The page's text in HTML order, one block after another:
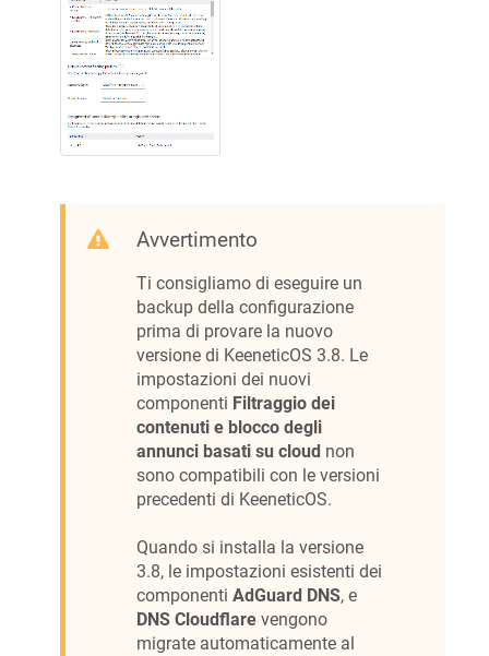
Avvertimento
Ti consigliamo di eseguire un
backup della configurazione
prima di provare la nuovo
versione di KeeneticOS 3.8. Le
impostazioni dei nuovi
componenti Filtraggio dei
contenuti e blocco degli
annunci basati su cloud non
sono compatibili con le versioni
precedenti di KeeneticOS.
Quando si installa la versione
3.8, le impostazioni esistenti dei
componenti AdGuard DNS, e
DNS Cloudflare vengono
migrate automaticamente al